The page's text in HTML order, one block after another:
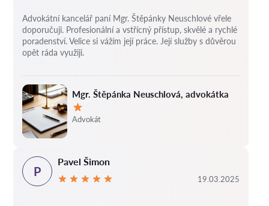
Mgr. Štěpánka Neuschlová, advokátka
Hodnocení:
Advokát
Advokátní kancelář paní Mgr. Štěpánky Neuschlové vřele
doporučuji. Profesionální a vstřícný přístup, skvělé a rychlé
poradenství. Velice si vážím její práce. Její služby s důvěrou
opět ráda využiji.
P
Pavel Šimon
19.03.2025